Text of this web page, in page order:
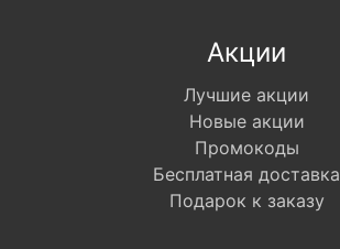
Акции
Лучшие акции
Новые акции
Промокоды
Бесплатная доставка
Подарок к заказу